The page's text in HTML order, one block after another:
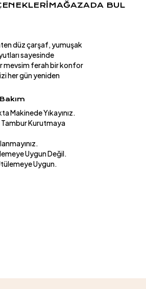
MAĞAZADA BUL
düz çarşaf, yumuşak
sayesinde
mevsim ferah bir konfor
her gün yeniden
Makinede Yıkayınız.
Tambur Kurutmaya
Uygun Değil.
Uygun.